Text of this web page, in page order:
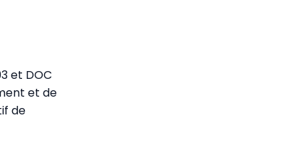
et DOC
et de
de